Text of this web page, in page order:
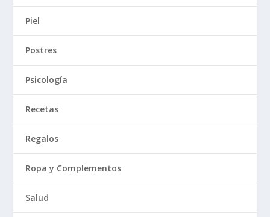
Piel
Postres
Psicología
Recetas
Regalos
Ropa y Complementos
Salud